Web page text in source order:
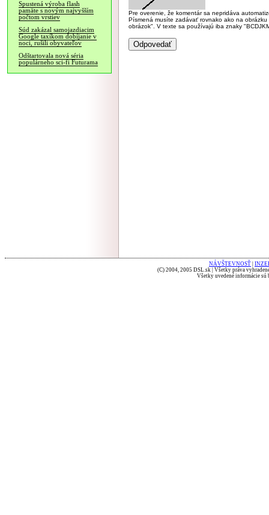
Spustená výroba flash
pamäte s novým najvyšším
počtom vrstiev
Súd zakázal samojazdiacim
Google taxíkom dobíjanie v
noci, rušili obyvateľov
Odštartovala nová séria
populárneho sci-fi Futurama
Pre overenie, že komentár sa nepridáva
Písmená musíte zadávať rovnako ako na
obrázok". V texte sa používajú iba znaky
NÁVŠTEVNOSŤ
(C) 2004, 2005 DSL.sk | Všetky práva
Všetky uvedené informácie sú